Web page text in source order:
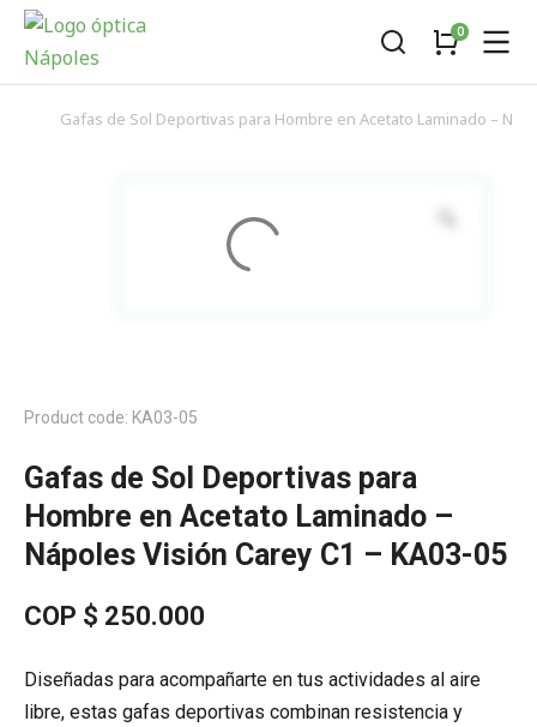
You are here:
Gafas de Sol Deportivas para Hombre en Acetato Laminado –
Product code: KA03-05
Gafas de Sol Deportivas para
Hombre en Acetato Laminado –
Nápoles Visión Carey C1 – KA03-05
COP $ 250.000
Diseñadas para acompañarte en tus actividades al aire
libre, estas gafas deportivas combinan resistencia y